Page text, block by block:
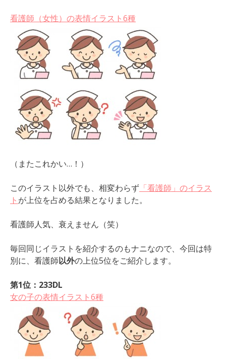
看護師（女性）の表情イラスト6種
（またこれかい…！）
このイラスト以外でも、相変わらず 「看護師」のイラス
ト が上位を占める結果となりました。
看護師人気、衰えません（笑）
毎回同じイラストを紹介するのもナニなので、今回は特
別に、看護師以外の上位5位をご紹介します。
第1位：233DL
女の子の表情イラスト6種